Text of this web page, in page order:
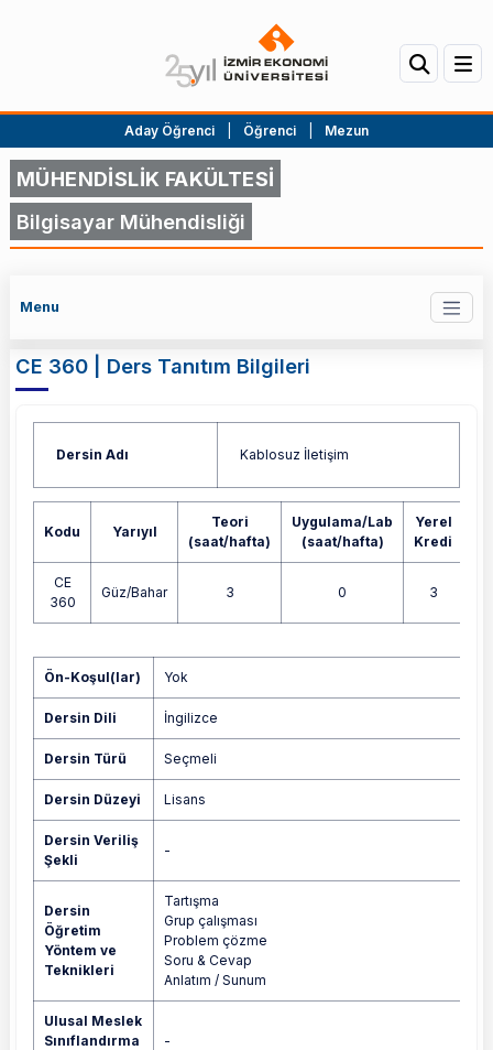
Aday Öğrenci Öğrenci Mezun
MÜHENDİSLİK FAKÜLTESİ
Bilgisayar Mühendisliği
Menu
CE 360 | Ders Tanıtım Bilgileri
Dersin Adı Kablosuz İletişim
Kodu Yarıyıl
Teori
(saat/hafta)
Uygulama/Lab
(saat/hafta)
Yerel
Kredi
CE
360
Güz/Bahar 3 0 3
Yok
Ön-Koşul(lar) Yok
Dersin Dili İngilizce
Dersin Türü Seçmeli
Dersin Düzeyi Lisans
Dersin Veriliş
Şekli
-
Dersin
Öğretim
Yöntem ve
Teknikleri
Tartışma
Grup çalışması
Problem çözme
Soru & Cevap
Anlatım / Sunum
Ulusal Meslek
Sınıflandırma
-